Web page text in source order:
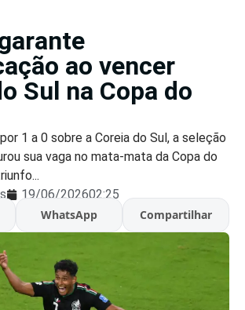
ao vencer
Sul na Copa do
1 a 0 sobre a Coreia do Sul, a seleção
sua vaga no mata-mata da Copa do
19/06/202602:25
WhatsApp Compartilhar